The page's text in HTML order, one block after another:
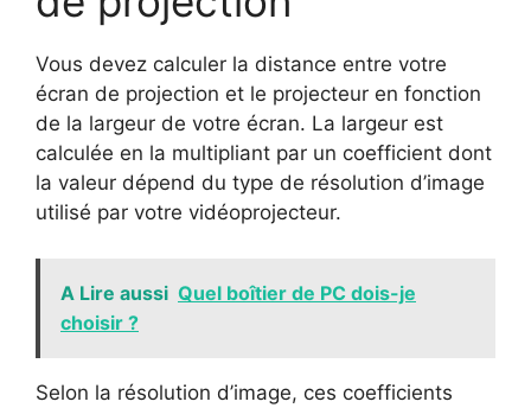
Vous devez calculer la distance entre votre
écran de projection et le projecteur en fonction
de la largeur de votre écran. La largeur est
calculée en la multipliant par un coefficient dont
la valeur dépend du type de résolution d’image
utilisé par votre vidéoprojecteur.
A Lire aussi Quel boîtier de PC dois-je
choisir ?
Selon la résolution d’image, ces coefficients